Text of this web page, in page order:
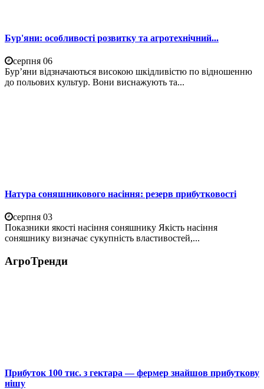
Бур'яни: особливості розвитку та агротехнічний...
серпня 06
Бур’яни відзначаються високою шкідливістю по відношенню
до польових культур. Вони виснажують та...
Натура соняшникового насіння: резерв прибутковості
серпня 03
Показники якості насіння соняшнику Якість насіння
соняшнику визначає сукупність властивостей,...
АгроТренди
Прибуток 100 тис. з гектара — фермер знайшов прибуткову
нішу